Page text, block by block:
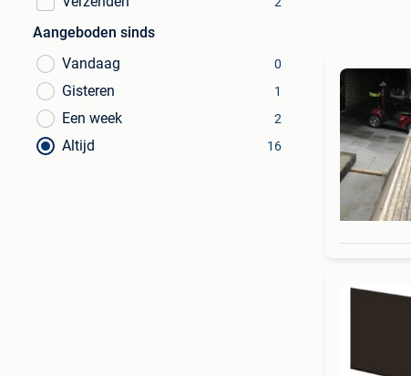
Aangeboden sinds
Vandaag
0
Gisteren 1
Een week 2
Altijd 16